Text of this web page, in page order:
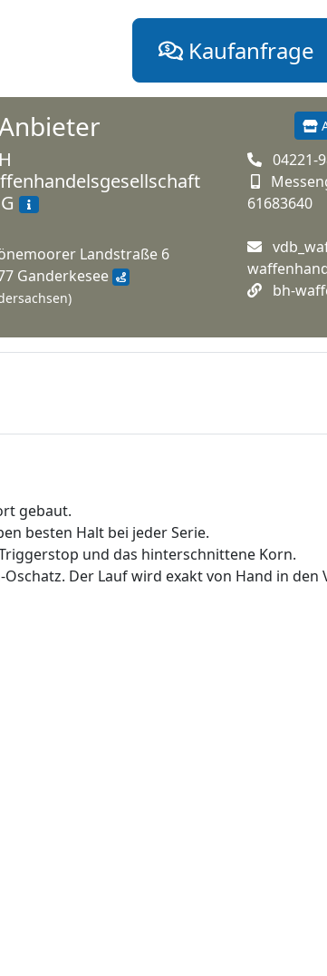
Kaufanfrage
Landstraße 6
Ganderkesee
04221-
61683640
bh-
gebaut.
besten Halt bei jeder Serie.
und das hinterschnittene Korn.
Der Lauf wird exakt von Hand in den